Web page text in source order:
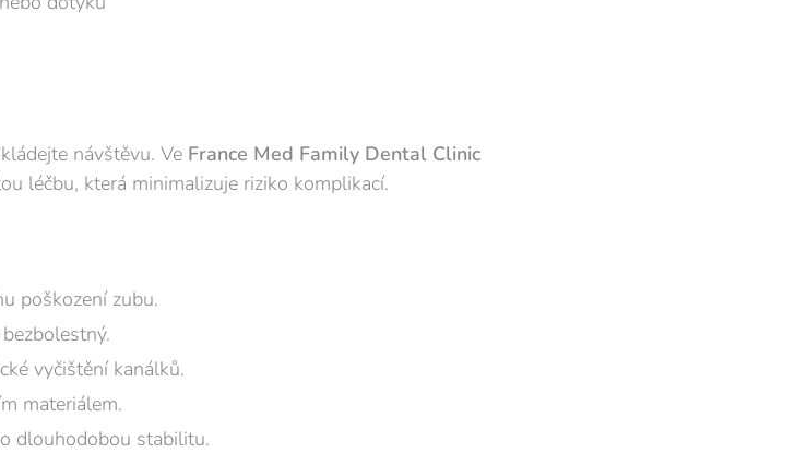
návštěvu. Ve France Med Family Dental Clinic
léčbu, která minimalizuje riziko komplikací.
poškození zubu.
vyčištění kanálků.
materiálem.
dlouhodobou stabilitu.